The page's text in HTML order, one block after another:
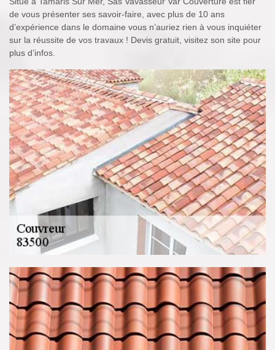
de vous présenter ses savoir-faire, avec plus de 10 ans
d’expérience dans le domaine vous n’auriez rien à vous inquiéter
sur la réussite de vos travaux ! Devis gratuit, visitez son site pour
plus d’infos.